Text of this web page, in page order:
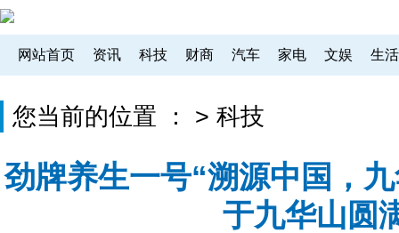
网站首页 资讯 科技 财商 汽车 家电 文娱 生活
您当前的位置 ： > 科技
劲牌养生一号“溯源中国，
于九华山圆